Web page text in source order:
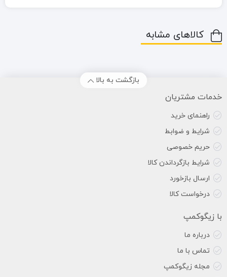
کالاهای مشابه
بازگشت به بالا
خدمات مشتریان
راهنمای خرید
شرایط و ضوابط
حریم خصوصی
شرایط بازگرداندن کالا
ارسال بازخورد
درخواست کالا
با زیگوکمپ
درباره ما
تماس با ما
مجله زیگوکمپ